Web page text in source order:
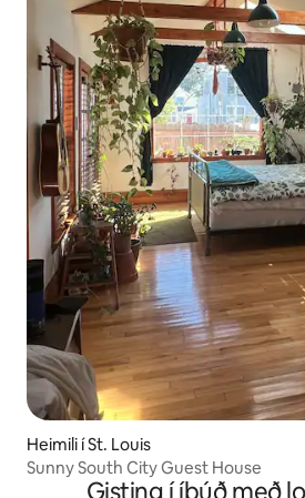
Heimili í St. Louis
Sunny South City Guest House